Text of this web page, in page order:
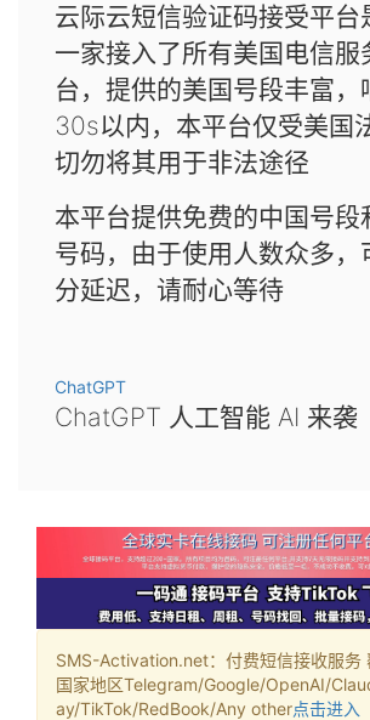
云际云短信验证码接受平台
一家接入了所有美国电信服
台，提供的美国号段丰富，
30s以内，本平台仅受美国
切勿将其用于非法途径
本平台提供免费的中国号段
号码，由于使用人数众多，
分延迟，请耐心等待
ChatGPT
ChatGPT 人工智能 AI 来袭
SMS-Activation.net：付费短信接收服务
国家地区Telegram/Google/OpenAI/
ay/TikTok/RedBook/Any other点击进入